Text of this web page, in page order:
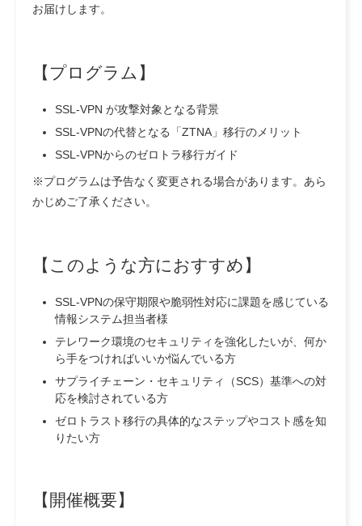
お届けします。
【プログラム】
SSL-VPN が攻撃対象となる背景
SSL-VPNの代替となる「ZTNA」移行のメリット
SSL-VPNからのゼロトラ移行ガイド
※プログラムは予告なく変更される場合があります。あら
かじめご了承ください。
【このような方におすすめ】
SSL-VPNの保守期限や脆弱性対応に課題を感じている
情報システム担当者様
テレワーク環境のセキュリティを強化したいが、何か
ら手をつければいいか悩んでいる方
サプライチェーン・セキュリティ（SCS）基準への対
応を検討されている方
ゼロトラスト移行の具体的なステップやコスト感を知
りたい方
【開催概要】